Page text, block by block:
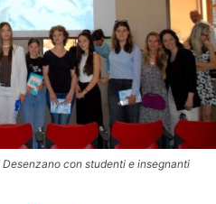
con studenti e insegnanti